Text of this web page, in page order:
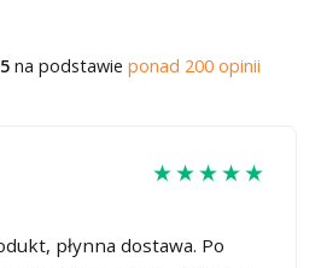
na podstawie ponad 200 opinii
★★★★★
płynna dostawa. Po